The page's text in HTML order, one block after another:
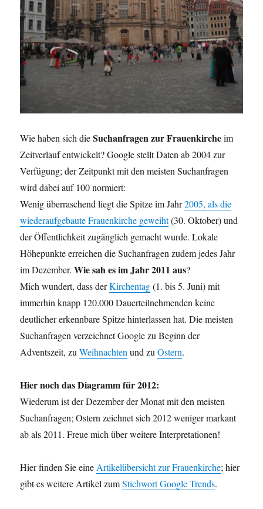
Wie haben sich dieSuchanfragen zur Frauenkircheim
Zeitverlauf entwickelt? Google stellt Daten ab 2004 zur
Verfügung; der Zeitpunkt mit den meisten Suchanfragen
wird dabei auf 100 normiert:
Wenig überraschend liegt die Spitze im Jahr2005, als die
wiederaufgebaute Frauenkirche geweiht(30. Oktober) und
der Öffentlichkeit zugänglich gemacht wurde. Lokale
Höhepunkte erreichen die Suchanfragen zudem jedes Jahr
im Dezember.Wie sah es im Jahr 2011 aus?
Mich wundert, dass derKirchentag(1. bis 5. Juni) mit
immerhin knapp 120.000 Dauerteilnehmenden keine
deutlicher erkennbare Spitze hinterlassen hat. Die meisten
Suchanfragen verzeichnet Google zu Beginn der
Adventszeit, zuWeihnachtenund zuOstern.
Hier noch das Diagramm für 2012:
Wiederum ist der Dezember der Monat mit den meisten
Suchanfragen; Ostern zeichnet sich 2012 weniger markant
ab als 2011. Freue mich über weitere Interpretationen!
Hier finden Sie eineArtikelübersicht zur Frauenkirche; hier
gibt es weitere Artikel zumStichwort Google Trends.